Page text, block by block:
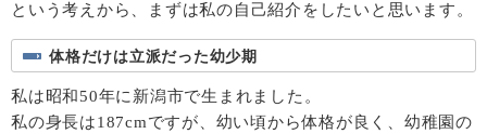
という考えから、まずは私の自己紹介をしたいと思います。
体格だけは立派だった幼少期
私は昭和50年に新潟市で生まれました。
私の身長は187cmですが、幼い頃から体格が良く、幼稚園の